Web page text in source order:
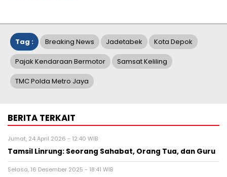
Tag : Breaking News Jadetabek Kota Depok
Pajak Kendaraan Bermotor Samsat Keliling
TMC Polda Metro Jaya
BERITA TERKAIT
Jumat, 24 April 2026 - 12:40 WIB
Tamsil Linrung: Seorang Sahabat, Orang Tua, dan Guru
Selasa, 16 Desember 2025 - 18:41 WIB